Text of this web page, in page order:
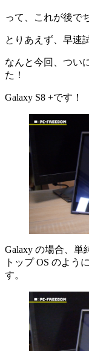
って、これが後で
とりあえず、早速
なんと今回、つい
た！
Galaxy S8 +です！
Galaxy の場合、単
トップ OS のよう
す。